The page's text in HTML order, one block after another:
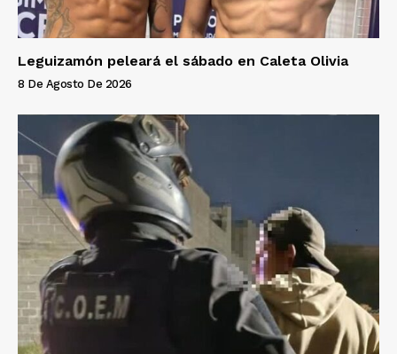
Leguizamón peleará el sábado en Caleta Olivia
8 De Agosto De 2026